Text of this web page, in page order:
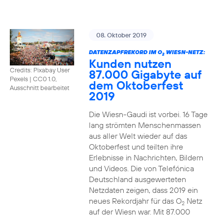
Credits: Pixabay User
Pexels | CC0 1.0,
Ausschnitt bearbeitet
08. Oktober 2019
DATENZAPFREKORD IM O2WIESN-NETZ:
Kunden nutzen
87.000 Gigabyte auf
dem Oktoberfest
2019
Die Wiesn-Gaudi ist vorbei. 16 Tage
lang strömten Menschenmassen
aus aller Welt wieder auf das
Oktoberfest und teilten ihre
Erlebnisse in Nachrichten, Bildern
und Videos. Die von Telefónica
Deutschland ausgewerteten
Netzdaten zeigen, dass 2019 ein
neues Rekordjahr für das O2Netz
auf der Wiesn war. Mit 87.000